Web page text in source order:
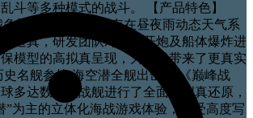
斗等多种模式的战斗。 【产品特色】
争即视感】 游戏中存在昼夜雨动态天气系
逼真，研发团队对舰船开炮及船体爆炸进
模型的高拟真呈现，为游戏带来了更真实
史名舰参战 海空潜全舰出击】 《巅峰战
多达数百艘战舰进行了全面的拟真还原，
”为主的立体化海战游戏体验，享受高度写